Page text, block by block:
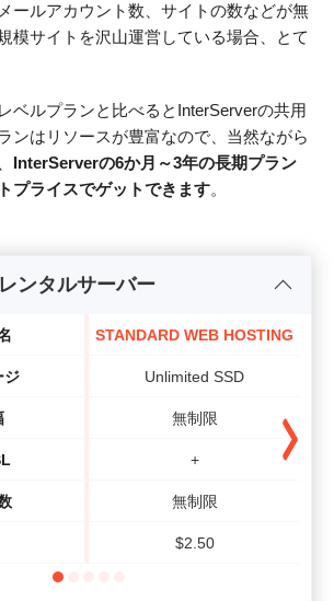
ールアカウント数、サイトの数などが無
模サイトを沢山運営している場合、とて
ベルプランと比べるとInterServerの共用
ンはリソースが豊富なので、当然ながら
InterServerの6か月～3年の長期プラン
プライスでゲットできます。
ンタルサーバー
ジ
STANDARD WEB HOSTING
Unlimited SSD
無制限
+
無制限
$2.50